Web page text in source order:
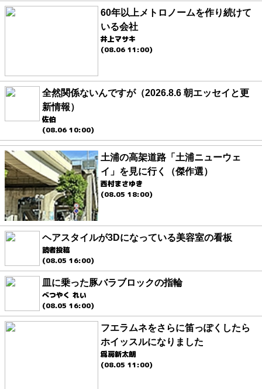
60年以上メトロノームを作り続けて
いる会社
井上マサキ
(08.06 11:00)
全然関係ないんですが（2026.8.6 朝エッセイと更
新情報）
佐伯
(08.06 10:00)
土浦の高架道路「土浦ニューウェ
イ」を見に行く（傑作選）
西村まさゆき
(08.05 18:00)
ヘアスタイルが3Dになっている美容室の看板
読者投稿
(08.05 16:00)
皿に乗った豚バラブロックの指輪
べつやく れい
(08.05 16:00)
フエラムネをさらに笛っぽくしたら
ホイッスルになりました
爲房新太朗
(08.05 11:00)